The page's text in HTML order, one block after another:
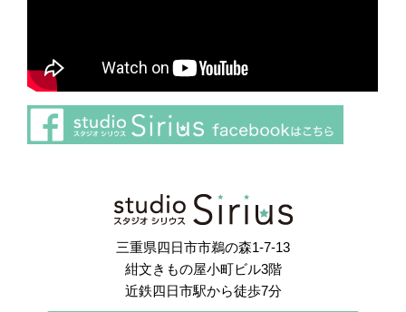
Instagram でフォロー
三重県四日市市鵜の森1-7-13
紺文きもの屋小町ビル3階
近鉄四日市駅から徒歩7分